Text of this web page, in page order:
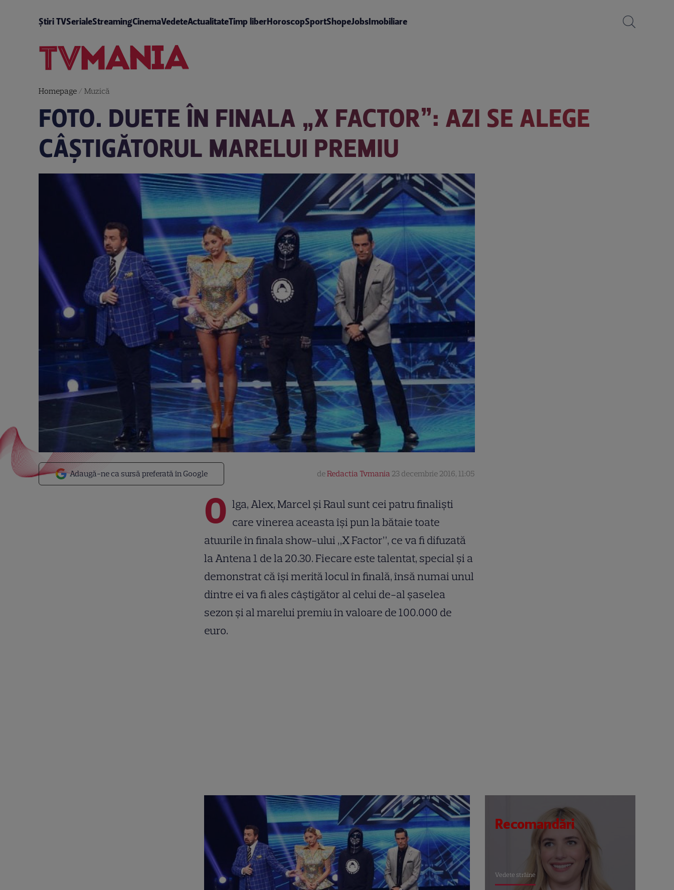
Știri TVSerialeStreamingCinemaVedeteActualitateTimp liberHoroscopSportShopeJobsImobiliare
Homepage/ Muzică
FOTO. DUETE ÎN FINALA „X FACTOR”: AZI SE ALEGE
CÂȘTIGĂTORUL MARELUI PREMIU
Adaugă-ne ca sursă preferată în Google deRedactia Tvmania 23 decembrie 2016, 11:05
O lga, Alex, Marcel și Raul sunt cei patru finaliști
care vinerea aceasta își pun la bătaie toate
atuurile în finala show-ului „X Factor”, ce va fi difuzată
la Antena 1 de la 20.30. Fiecare este talentat, special și a
demonstrat că își merită locul în finală, însă numai unul
dintre ei va fi ales câștigător al celui de-al șaselea
sezon și al marelui premiu în valoare de 100.000 de
euro.
Recomandări
Vedete străine